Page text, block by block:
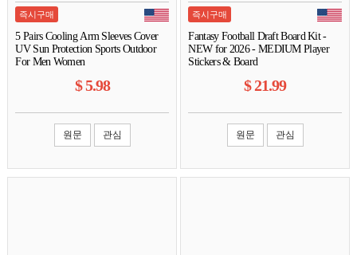
즉시구매
5 Pairs Cooling Arm Sleeves Cover
UV Sun Protection Sports Outdoor
For Men Women
$5.98
원문 관심
즉시구매
Fantasy Football Draft Board Kit -
NEW for 2026 - MEDIUM Player
Stickers & Board
$21.99
원문 관심